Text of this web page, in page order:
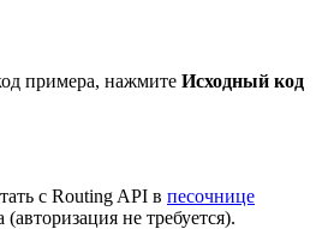
примера, нажмите Исходный код
с Routing API в песочнице
не требуется).